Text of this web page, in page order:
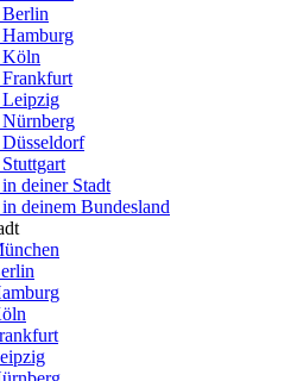
Köln
Leipzig
deiner Stadt
deinem Bundesland